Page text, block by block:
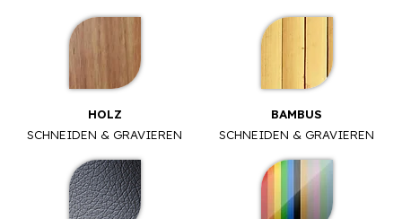
HOLZ
SCHNEIDEN & GRAVIEREN
BAMBUS
SCHNEIDEN & GRAVIEREN